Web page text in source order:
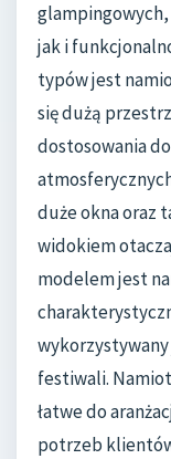
jak i
typów jest
się dużą
dostosowania
duże okna oraz
widokiem
modelem jest
festiwali.
łatwe do
potrzeb